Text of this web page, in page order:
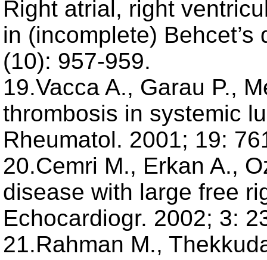
Right atrial, right
in (incomplete)
(10): 957-959.
19.Vacca A., Garau P.,
thrombosis in systemic
Rheumatol. 2001; 19:
20.Cemri M., Erkan A.,
disease with large free
Echocardiogr. 2002; 3:
21.Rahman M.,